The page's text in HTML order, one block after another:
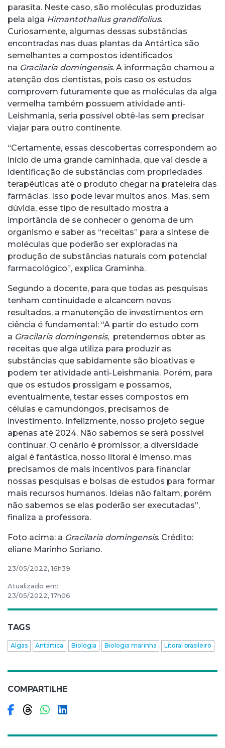
parasita. Neste caso, são moléculas produzidas
pela alga Himantothallus grandifolius.
Curiosamente, algumas dessas substâncias
encontradas nas duas plantas da Antártica são
semelhantes a compostos identificados
na Gracilaria domingensis. A informação chamou a
atenção dos cientistas, pois caso os estudos
comprovem futuramente que as moléculas da alga
vermelha também possuem atividade anti-
Leishmania, seria possível obtê-las sem precisar
viajar para outro continente.
“Certamente, essas descobertas correspondem ao
início de uma grande caminhada, que vai desde a
identificação de substâncias com propriedades
terapêuticas até o produto chegar na prateleira das
farmácias. Isso pode levar muitos anos. Mas, sem
dúvida, esse tipo de resultado mostra a
importância de se conhecer o genoma de um
organismo e saber as “receitas” para a síntese de
moléculas que poderão ser exploradas na
produção de substâncias naturais com potencial
farmacológico”, explica Graminha.
Segundo a docente, para que todas as pesquisas
tenham continuidade e alcancem novos
resultados, a manutenção de investimentos em
ciência é fundamental: “A partir do estudo com
a Gracilaria domingensis, pretendemos obter as
receitas que alga utiliza para produzir as
substâncias que sabidamente são bioativas e
podem ter atividade anti-Leishmania. Porém, para
que os estudos prossigam e possamos,
eventualmente, testar esses compostos em
células e camundongos, precisamos de
investimento. Infelizmente, nosso projeto segue
apenas até 2024. Não sabemos se será possível
continuar. O cenário é promissor, a diversidade
algal é fantástica, nosso litoral é imenso, mas
precisamos de mais incentivos para financiar
nossas pesquisas e bolsas de estudos para formar
mais recursos humanos. Ideias não faltam, porém
não sabemos se elas poderão ser executadas”,
finaliza a professora.
Foto acima: a Gracilaria domingensis. Crédito:
eliane Marinho Soriano.
23/05/2022, 16h39
Atualizado em:
23/05/2022, 17h06
TAGS
Algas Antártica Biologia Biologia marinha Litoral brasileiro
COMPARTILHE
Compartilhar no Facebook
Compartilhar no Threads
Compartilhar no WhatsApp
Compartilhar no LinkedIn